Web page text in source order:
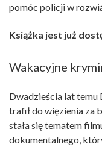
pomóc policji w
Książka jest już
Wakacyjne
Dwadzieścia lat temu
trafił do więzienia za
stała się tematem
dokumentalnego,